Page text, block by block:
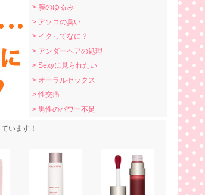
> 膣のゆるみ
> アソコの臭い
> イクってなに？
> アンダーヘアの処理
> Sexyに見られたい
> オーラルセックス
> 性交痛
> 男性のパワー不足
います！